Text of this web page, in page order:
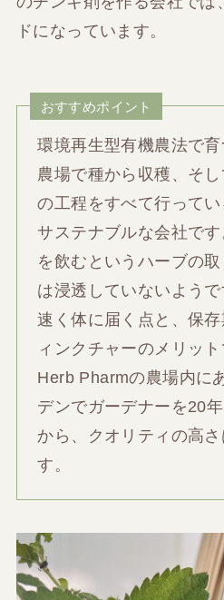
ドになっています。
おすすめポイント
環境再生型有機農法で
農場で種から収穫、そ
の工程をすべて行って
サステナブルな会社で
を飲むというハーブの
は浸透していないよう
速く体に届く点と、保
ィンクチャーのメリッ
Herb Pharmの農場内に
デンでガーデナーを20
から、クオリティの高
す。